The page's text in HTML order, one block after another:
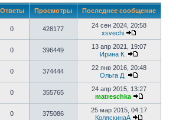
Ответы Просмотры Последнее сообщение
0 428177
24 сен 2024, 20:58
xsvechi
0 396449
13 апр 2021, 19:07
Ирина К.
0 374444
22 янв 2016, 20:48
Ольга Д.
0 355765
24 апр 2015, 13:27
matreschka
0 375086
25 мар 2015, 04:17
КоляскинаА